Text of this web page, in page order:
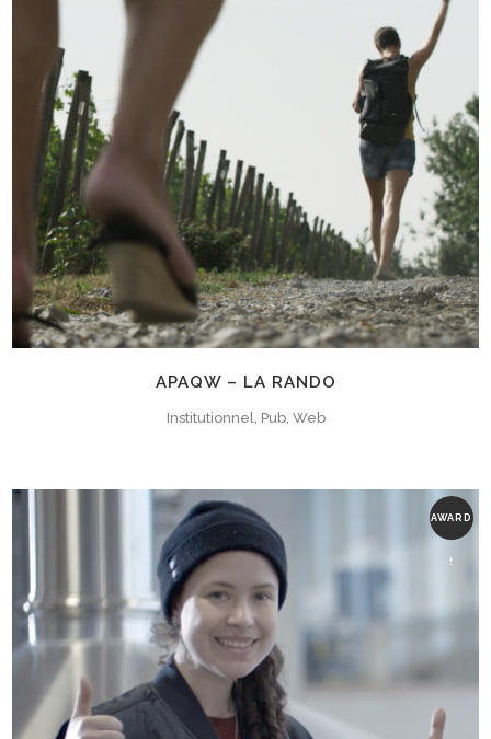
APAQW – LA RANDO
Institutionnel, Pub, Web
AWARD
!